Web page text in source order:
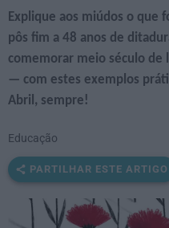
Explique aos miúdos o que
pôs fim a 48 anos de
comemorar meio século
— com estes exemplos
Abril, sempre!
Educação
PARTILHAR ESTE ARTIGO